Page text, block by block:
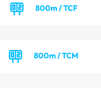
800m / TCF
800m / TCM